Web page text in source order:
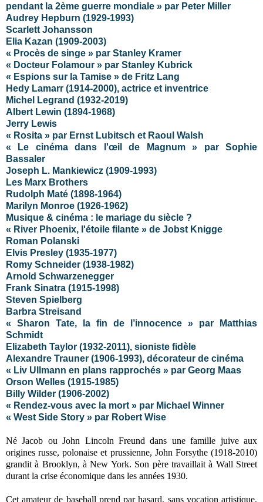
pendant la 2ème guerre mondiale » par Peter Miller
Audrey Hepburn (1929-1993)
Scarlett Johansson
Elia Kazan (1909-2003)
« Procès de singe » par Stanley Kramer
« Docteur Folamour » par Stanley Kubrick
« Espions sur la Tamise » de Fritz Lang
Hedy Lamarr (1914-2000), actrice et inventrice
Michel Legrand (1932-2019)
Albert Lewin (1894-1968)
Jerry Lewis
« Rosita » par Ernst Lubitsch et Raoul Walsh
« Le cinéma dans l'œil de Magnum » par Sophie
Bassaler
Joseph L. Mankiewicz (1909-1993)
Les Marx Brothers
Rudolph Maté (1898-1964)
Marilyn Monroe (1926-1962)
Musique & cinéma : le mariage du siècle ?
« River Phoenix, l'étoile filante » de Jobst Knigge
Roman Polanski
Elvis Presley (1935-1977)
Romy Schneider (1938-1982)
Arnold Schwarzenegger
Frank Sinatra (1915-1998)
Steven Spielberg
Barbra Streisand
« Sharon Tate, la fin de l’innocence » par Matthias
Schmidt
Elizabeth Taylor (1932-2011), sioniste fidèle
Alexandre Trauner (1906-1993), décorateur de cinéma
« Liv Ullmann en plans rapprochés » par Georg Maas
Orson Welles (1915-1985)
Billy Wilder (1906-2002)
« Rendez-vous avec la mort » par Michael Winner
« West Side Story » par Robert Wise
Né Jacob ou John Lincoln Freund dans une famille juive aux
origines russe, polonaise et prussienne, John Forsythe (1918-2010)
grandit à Brooklyn, à New York. Son père travaillait à Wall Street
durant la crise économique dans les années 1930.
Cet amateur de baseball prend par hasard, sans vocation artistique,